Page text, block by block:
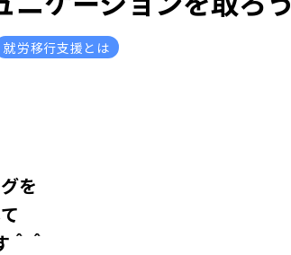
就労移行支援とは
を
＾＾